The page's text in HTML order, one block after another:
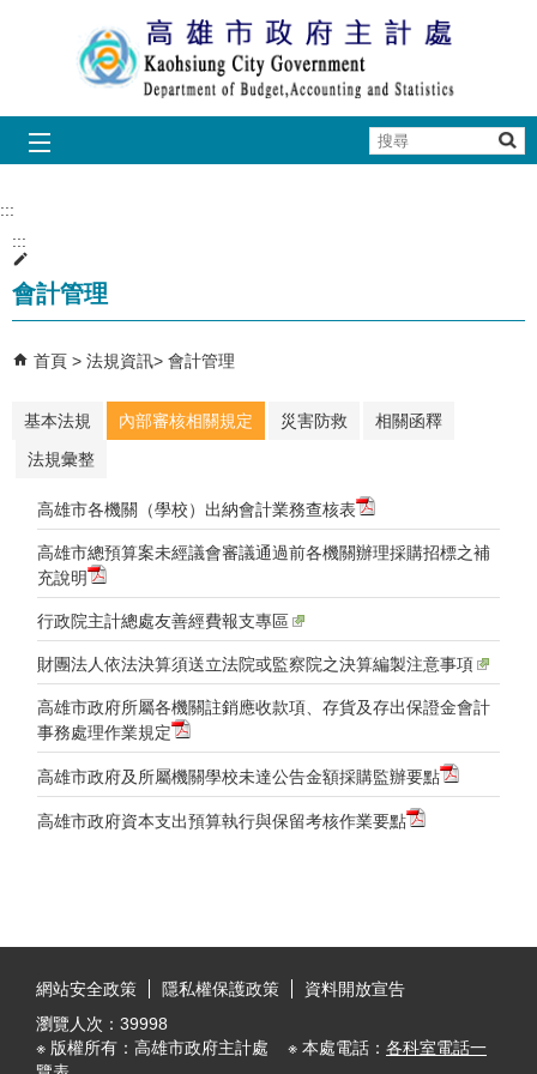
搜
尋
:::
:::
會計管理
首頁 法規資訊 會計管理
基本法規 內部審核相關規定 災害防救
相關函釋
法規彙整
高雄市各機關（學校）出納會計業務查核表
高雄市總預算案未經議會審議通過前各機關辦理採購招標之補
充說明
行政院主計總處友善經費報支專區
財團法人依法決算須送立法院或監察院之決算編製注意事項
高雄市政府所屬各機關註銷應收款項、存貨及存出保證金會計
事務處理作業規定
高雄市政府及所屬機關學校未達公告金額採購監辦要點
高雄市政府資本支出預算執行與保留考核作業要點
網站安全政策
隱私權保護政策
資料開放宣告
瀏覽人次： 39998
※ 版權所有：高雄市政府主計處 ※ 本處電話： 各科室電話一